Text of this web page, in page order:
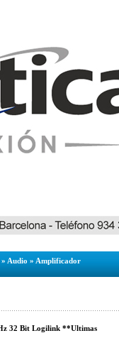
» Audio » Amplificador
32 Bit Logilink **Ultimas